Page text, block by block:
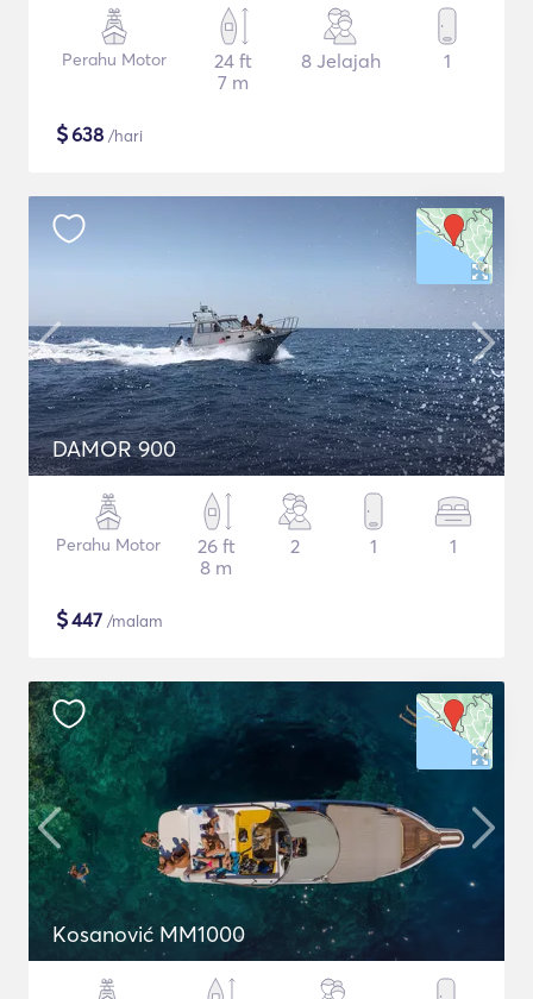
Perahu Motor
24 ft
7 m
8 Jelajah 1
$638 /hari
DAMOR 900
Perahu Motor
26 ft
8 m
2 1 1
$447 /malam
Kosanović MM1000